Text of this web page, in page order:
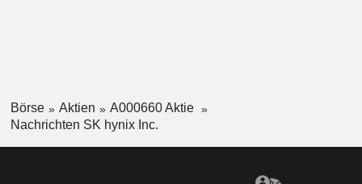
Börse Aktien
A000660 Aktie
Nachrichten SK hynix Inc.